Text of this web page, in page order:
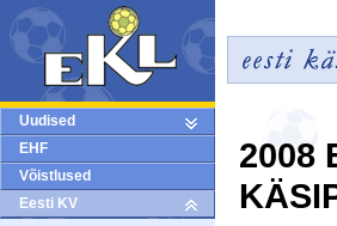
Uudised
EHF
Võistlused
Eesti KV
2008